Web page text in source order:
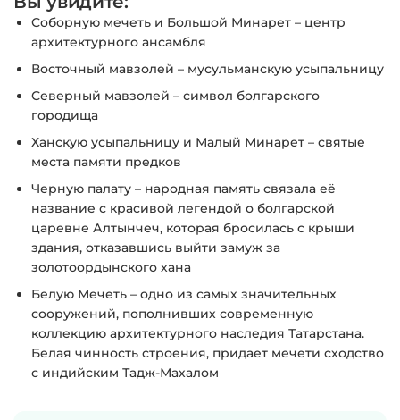
Соборную мечеть и Большой Минарет – центр
архитектурного ансамбля
Восточный мавзолей – мусульманскую усыпальницу
Северный мавзолей – символ болгарского
городища
Ханскую усыпальницу и Малый Минарет – святые
места памяти предков
Черную палату – народная память связала её
название с красивой легендой о болгарской
царевне Алтынчеч, которая бросилась с крыши
здания, отказавшись выйти замуж за
золотоордынского хана
Белую Мечеть – одно из самых значительных
сооружений, пополнивших современную
коллекцию архитектурного наследия Татарстана.
Белая чинность строения, придает мечети сходство
с индийским Тадж-Махалом